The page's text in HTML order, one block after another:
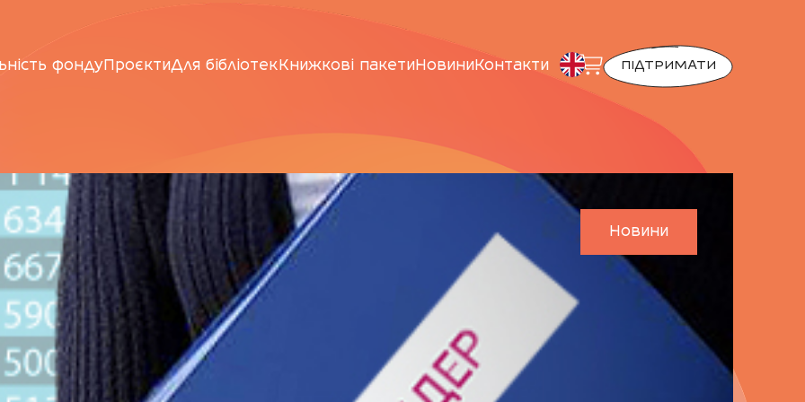
фонду ПроєктиДля бібліотек Книжкові пакети Новини Контакти ПІДТРИМАТИ
Новини